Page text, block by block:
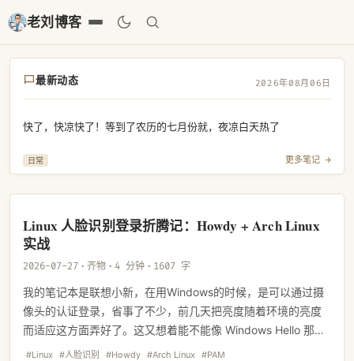
老刘博客
最新动态 2026年08月06日
快了，快凉快了！等到了农历的七月份就，夜凉白天热了
日常 更多笔记 →
Linux 人脸识别登录折腾记：Howdy + Arch Linux
实战
2026-07-27 · 齐物 · 4 分钟 · 1607 字
我的笔记本是联想小新，在用Windows的时候，是可以通过摄
像头的认证登录，省事了不少，前几天把亮度随着环境的亮度
而适应这方面弄好了。这又想着能不能像 Windows Hello 那样
刷脸登录。搜了一圈，发现 Howdy 这个开源项目正是干这个的
#Linux #人脸识别 #Howdy #Arch Linux #PAM